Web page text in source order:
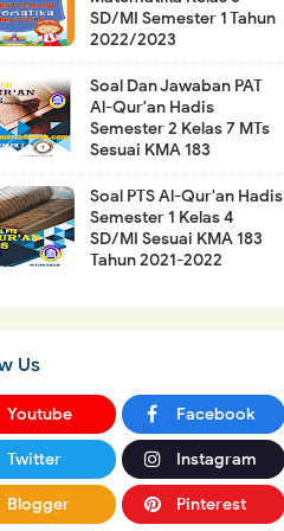
SD/MI Semester 1 Tahun
2022/2023
Soal Dan Jawaban PAT
Al-Qur'an Hadis
Semester 2 Kelas 7 MTs
Sesuai KMA 183
Soal PTS Al-Qur'an Hadis
Semester 1 Kelas 4
SD/MI Sesuai KMA 183
Tahun 2021-2022
Us
Youtube Facebook
Twitter Instagram
Blogger Pinterest